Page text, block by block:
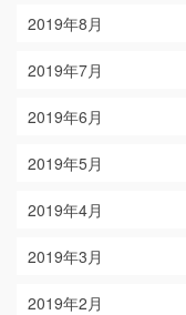
2019年8月
2019年7月
2019年6月
2019年5月
2019年4月
2019年3月
2019年2月